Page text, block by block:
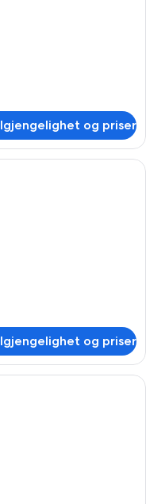
og priser
– classic | Minibar, safe
og priser
– classic | Minibar, safe